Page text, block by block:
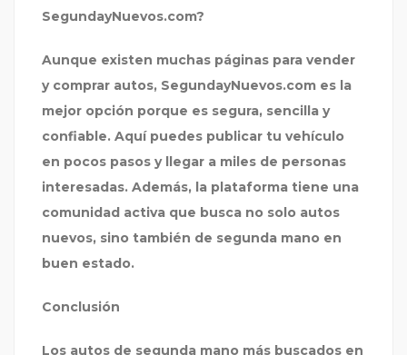
SegundayNuevos.com?
Aunque existen muchas páginas para vender
y comprar autos, SegundayNuevos.com es la
mejor opción porque es segura, sencilla y
confiable. Aquí puedes publicar tu vehículo
en pocos pasos y llegar a miles de personas
interesadas. Además, la plataforma tiene una
comunidad activa que busca no solo autos
nuevos, sino también de segunda mano en
buen estado.
Conclusión
Los autos de segunda mano más buscados en